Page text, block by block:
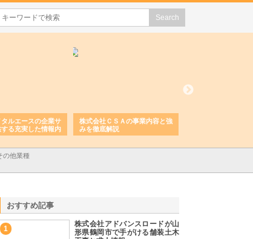
ルエースの企業サ
る充実した情報内
株式会社ＣＳＡの事業内容と強
みを徹底解説
の他業種
おすすめ記事
1
株式会社アドバンスロードが山
形県鶴岡市で手がける舗装土木